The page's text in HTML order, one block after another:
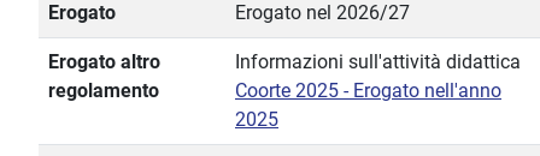
Erogato Erogato nel 2026/27
Erogato altro
regolamento
Informazioni sull'attività didattica
Coorte 2025 - Erogato nell'anno
2025